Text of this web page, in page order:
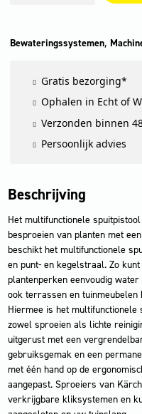
Bewateringssystemen,
Gratis bezorging*
Ophalen in Echt of
Verzonden binnen
Persoonlijk advies
Beschrijving
Het multifunctionele
besproeien van planten met
beschikt het multifunctionele
en punt- en kegelstraal. Zo
plantenperken eenvoudig
ook terrassen en
Hiermee is het
zowel sproeien als lichte
uitgerust met een
gebruiksgemak en een
met één hand op de
aangepast. Sproeiers van
verkrijgbare kliksystemen en